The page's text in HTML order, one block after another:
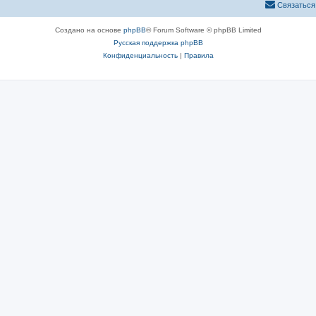
Создано на основе phpBB® Forum Software © phpBB Limited
Русская поддержка phpBB
Конфиденциальность| Правила